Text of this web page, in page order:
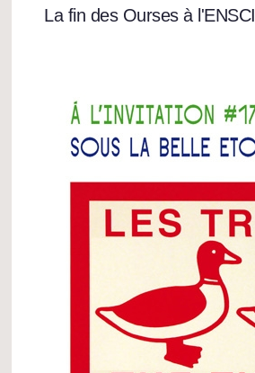
La fin des Ourses à l'ENSCI